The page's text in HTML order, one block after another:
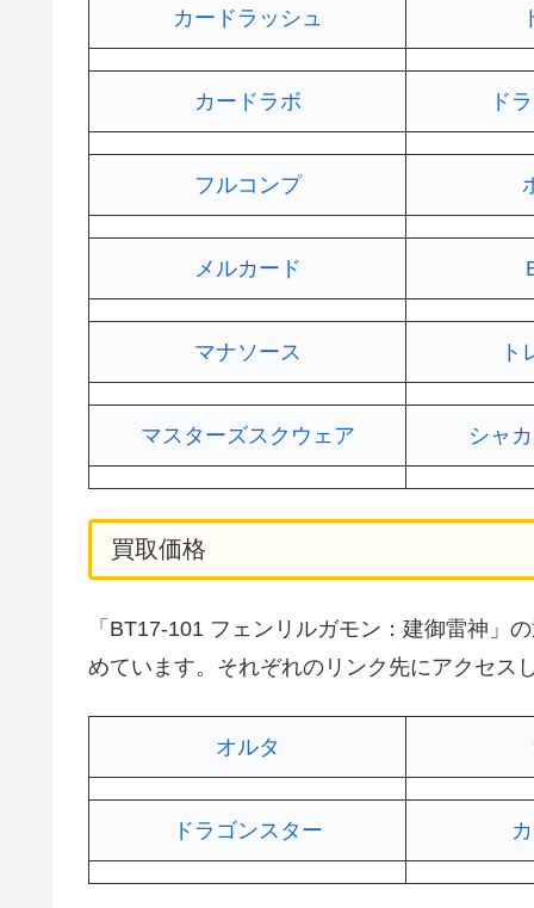
カードラッシュ
カードラボ ド
フルコンプ
メルカード
マナソース ト
マスターズスクウェア シャ
買取価格
「BT17-101 フェンリルガモン：建御雷神」
めています。それぞれのリンク先にアクセス
オルタ
ドラゴンスター